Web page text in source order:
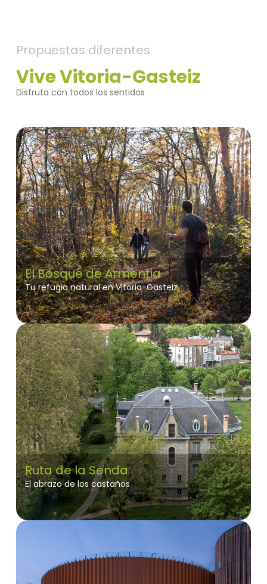
Propuestas diferentes
Vive Vitoria-Gasteiz
Disfruta con todos los sentidos
El Bosque de Armentia
Tu refugio natural en Vitoria-Gasteiz
Ruta de la Senda
El abrazo de los castaños